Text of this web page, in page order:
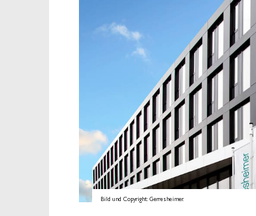
Bild und Copyright: Gerresheimer.